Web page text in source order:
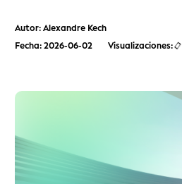
Autor: Alexandre Kech
Fecha: 2026-06-02
Visualizaciones: